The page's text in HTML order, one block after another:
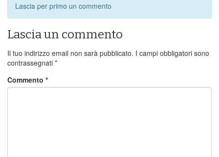
Lascia per primo un commento
Lascia un commento
Il tuo indirizzo email non sarà pubblicato. I campi obbligatori sono
contrassegnati *
Commento *